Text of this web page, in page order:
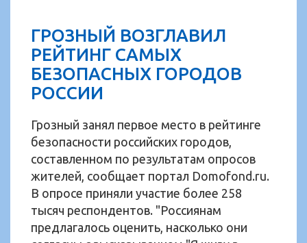
ГРОЗНЫЙ ВОЗГЛАВИЛ
РЕЙТИНГ САМЫХ
БЕЗОПАСНЫХ ГОРОДОВ
РОССИИ
Грозный занял первое место в рейтинге
безопасности российских городов,
составленном по результатам опросов
жителей, сообщает портал Domofond.ru.
В опросе приняли участие более 258
тысяч респондентов. "Россиянам
предлагалось оценить, насколько они